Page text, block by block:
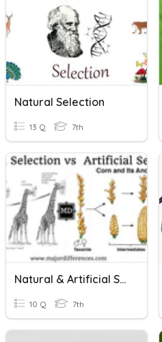
Natural Selection
13 Q 7th
Natural & Artificial Selection
10 Q 7th